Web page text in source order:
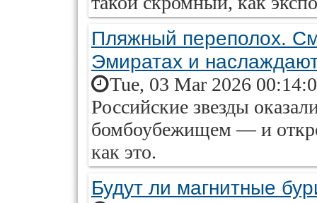
Пляжный переполох.
Эмиратах и
Tue, 03 Mar 2026
Российские звезды
бомбоубежищем — и
как это.
Будут ли магнитные